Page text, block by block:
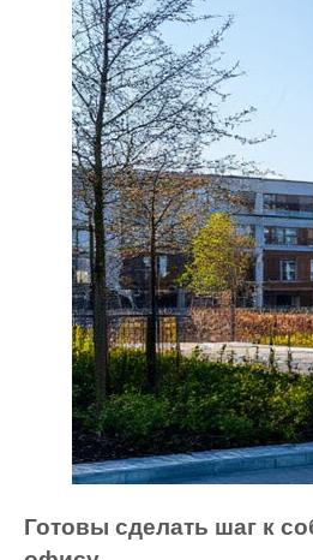
Готовы сделать шаг к
ДОКУМЕНТЫ
Согласие на обработку
персональных данных
Политика конфиденциальности
(для поставщиков)
sk.brait-snab@yandex.ru
sk.brait@yandex.ru